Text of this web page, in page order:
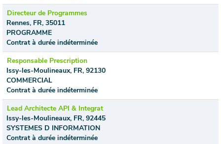
Directeur de Programmes
Rennes, FR, 35011
PROGRAMME
Contrat à durée indéterminée
Responsable Prescription
Issy-les-Moulineaux, FR, 92130
COMMERCIAL
Contrat à durée indéterminée
Lead Architecte API & Integrat
Issy-les-Moulineaux, FR, 92445
SYSTEMES D INFORMATION
Contrat à durée indéterminée